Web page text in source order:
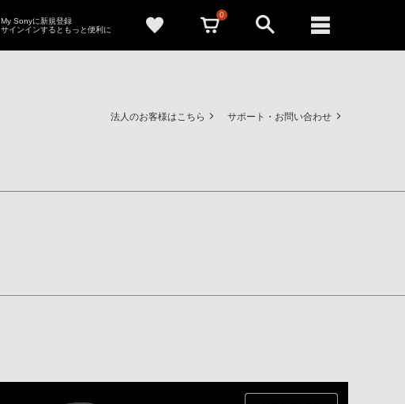
My Sonyに新規登録
サインインするともっと便利に
0
法人のお客様はこちら サポート・お問い合わせ